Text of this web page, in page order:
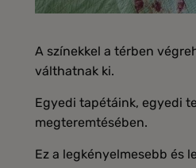
A színekkel a térben
válthatnak ki.
Egyedi tapétáink, egyedi
megteremtésében.
Ez a legkényelmesebb és